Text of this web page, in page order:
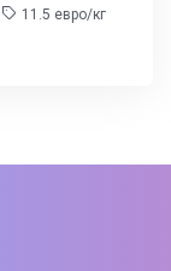
11.5 евро/кг